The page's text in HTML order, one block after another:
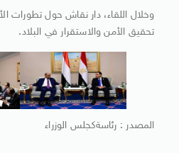
وخلال اللقاء، دار نقاش حول تطورات
تحقيق الأمن والاستقرار في البلاد.
المصدر : رئاسةكجلس الوزراء